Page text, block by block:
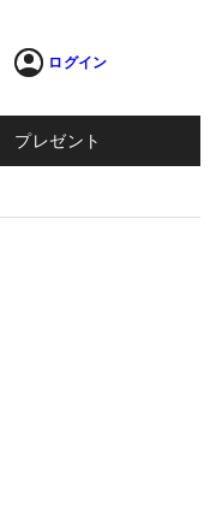
ログイン
プレゼント